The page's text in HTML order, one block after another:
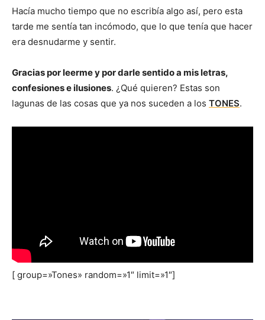
Hacía mucho tiempo que no escribía algo así, pero esta
tarde me sentía tan incómodo, que lo que tenía que hacer
era desnudarme y sentir.
Gracias por leerme y por darle sentido a mis letras,
confesiones e ilusiones. ¿Qué quieren? Estas son
lagunas de las cosas que ya nos suceden a los TONES.
[ group=»Tones» random=»1″ limit=»1″]